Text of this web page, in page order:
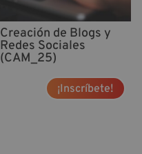
Creación de Blogs y
Redes Sociales
(CAM_25)
¡Inscríbete!